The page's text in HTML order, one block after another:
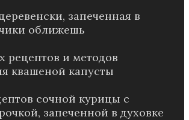
запеченная в
оближешь
рецептов и методов
квашеной капусты
сочной курицы с
запеченной в духовке